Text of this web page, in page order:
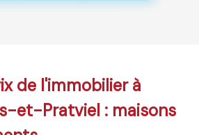
de l'immobilier à
et-Pratviel : maisons